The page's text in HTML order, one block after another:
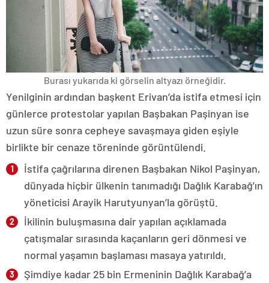
Burası yukarıda ki görselin altyazı örneğidir.
Yenilginin ardından başkent Erivan’da istifa etmesi için
günlerce protestolar yapılan Başbakan Paşinyan ise
uzun süre sonra cepheye savaşmaya giden eşiyle
birlikte bir cenaze töreninde görüntülendi.
İstifa çağrılarına direnen Başbakan Nikol Paşinyan,
dünyada hiçbir ülkenin tanımadığı Dağlık Karabağ’ın
yöneticisi Arayik Harutyunyan’la görüştü.
İkilinin buluşmasına dair yapılan açıklamada
çatışmalar sırasında kaçanların geri dönmesi ve
normal yaşamın başlaması masaya yatırıldı.
Şimdiye kadar 25 bin Ermeninin Dağlık Karabağ’a